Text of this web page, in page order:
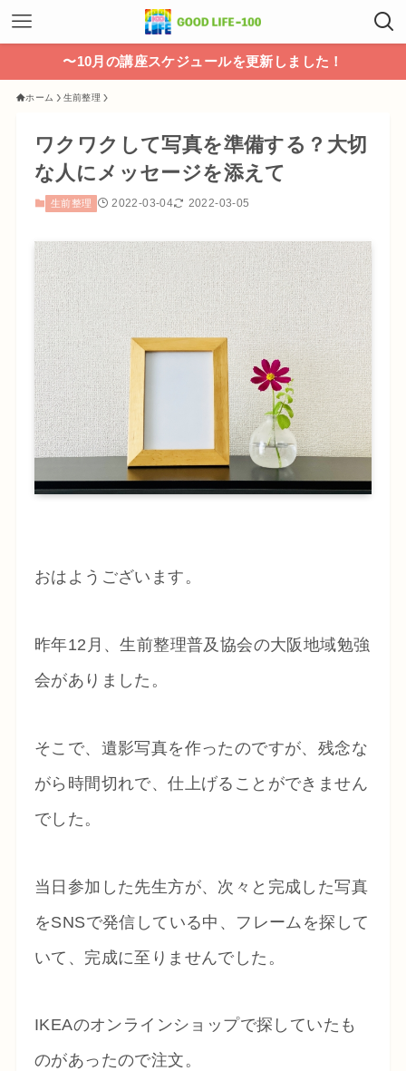
〜10月の講座スケジュールを更新しました！
ホーム 生前整理
ワクワクして写真を準備する？大切
な人にメッセージを添えて
生前整理 2022-03-04 2022-03-05
おはようございます。
昨年12月、生前整理普及協会の大阪地域勉強
会がありました。
そこで、遺影写真を作ったのですが、残念な
がら時間切れで、仕上げることができません
でした。
当日参加した先生方が、次々と完成した写真
をSNSで発信している中、フレームを探して
いて、完成に至りませんでした。
IKEAのオンラインショップで探していたも
のがあったので注文。